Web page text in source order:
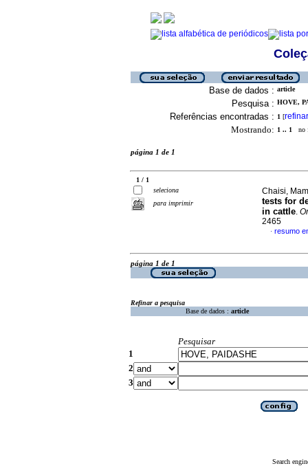
Base de dados : article
Pesquisa : HOVE,
Referências encontradas : 1 [refinar
Mostrando: 1 .. 1 no
página 1 de 1
1 / 1
seleciona
para imprimir
Chaisi,
tests for
in cattle.
2465
· resumo
página 1 de 1
Refinar a pesquisa
Base de dados : article
Pesquisar
1
2
3
Search